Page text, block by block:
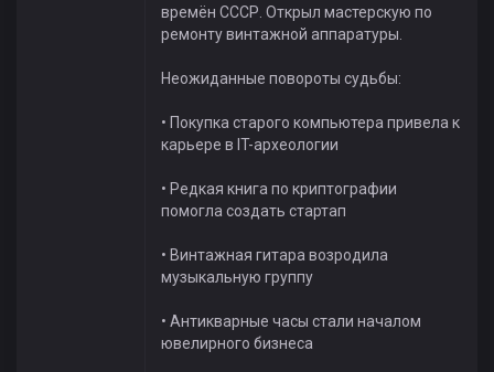
времён СССР. Открыл мастерскую по
ремонту винтажной аппаратуры.
Неожиданные повороты судьбы:
• Покупка старого компьютера привела к
карьере в IT-археологии
• Редкая книга по криптографии
помогла создать стартап
• Винтажная гитара возродила
музыкальную группу
• Антикварные часы стали началом
ювелирного бизнеса